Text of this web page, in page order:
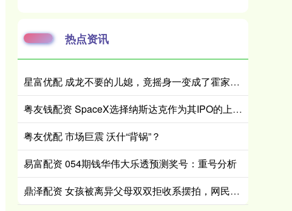
热点资讯
星富优配 成龙不要的儿媳，竟摇身一变成了霍家儿媳？感到意外的何止他一人
粤友钱配资 SpaceX选择纳斯达克作为其IPO的上市场所
粤友优配 市场巨震 沃什“背锅”？
易富配资 054期钱华伟大乐透预测奖号：重号分析
鼎泽配资 女孩被离异父母双双拒收系摆拍，网民捏造故事情节被罚